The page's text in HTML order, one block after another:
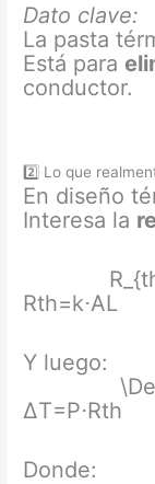
Dato clave:
La pasta
Está para
conductor.
2️⃣ Lo que
En diseño
Interesa la
Rth​=k⋅AL​
Y luego:
ΔT=P⋅Rth​
Donde: